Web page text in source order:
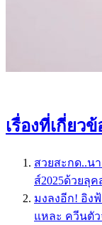
เรื่องที่เกี่ยวข้
สวยสะกด..น
ส์2025ด้วยลุค
มงลงอีก! อิง
แหละ ควีนตัว